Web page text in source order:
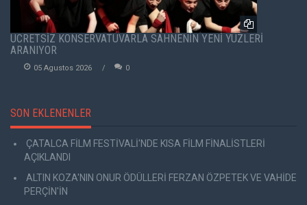
ÜCRETSİZ KONSERVATUVARLA SAHNENİN YENİ YÜZLERİ
ARANIYOR
05 Agustos 2026 0
SON EKLENENLER
ÇATALCA FİLM FESTİVALİ'NDE KISA FİLM FİNALİSTLERİ
AÇIKLANDI
ALTIN KOZA'NIN ONUR ÖDÜLLERİ FERZAN ÖZPETEK VE VAHİDE
PERÇİN'İN